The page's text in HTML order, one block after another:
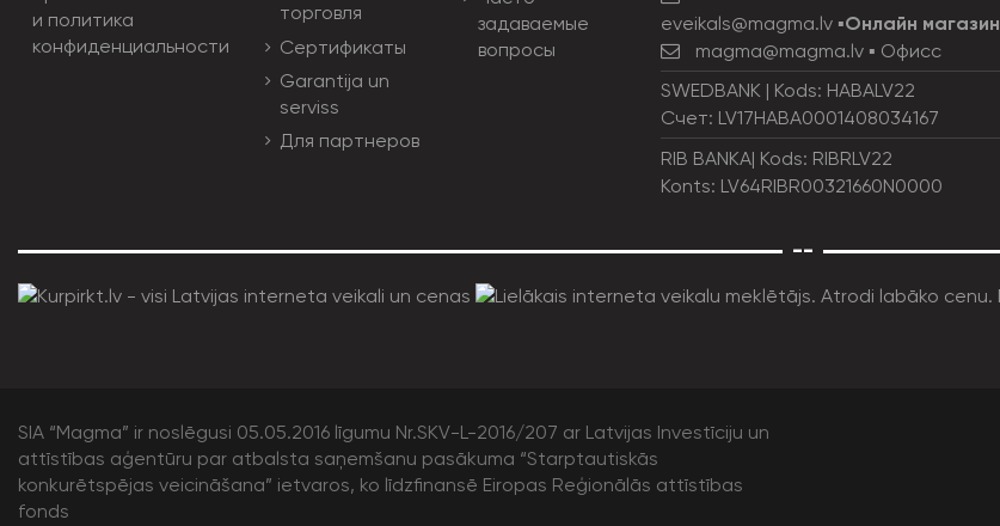
и политика
конфиденциальности
торговля
Сертификаты
Garantija un
serviss
Для партнеров
задаваемые
вопросы
eveikals@magma.lv ▪Онлайн магазин
magma@magma.lv▪ Офисс
SWEDBANK | Kods: HABALV22
Счет: LV17HABA0001408034167
RIB BANKA| Kods: RIBRLV22
Konts: LV64RIBR00321660N0000
--
SIA “Magma” ir noslēgusi 05.05.2016 līgumu Nr.SKV-L-2016/207 ar Latvijas Investīciju un
attīstības aģentūru par atbalsta saņemšanu pasākuma “Starptautiskās
konkurētspējas veicināšana” ietvaros, ko līdzfinansē Eiropas Reģionālās attīstības
fonds